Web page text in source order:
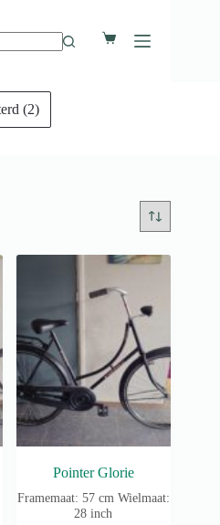
Winkelwagen
(2)
Pointer Glorie
Framemaat: 57 cm Wielmaat:
28 inch